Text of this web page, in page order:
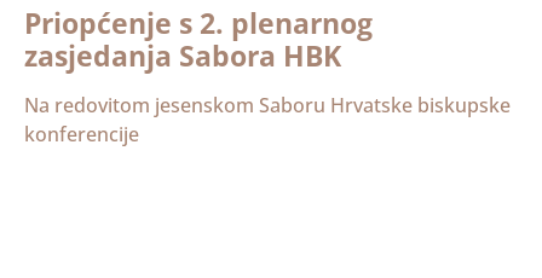
Priopćenje s 2. plenarnog
zasjedanja Sabora HBK
Na redovitom jesenskom Saboru Hrvatske biskupske
konferencije